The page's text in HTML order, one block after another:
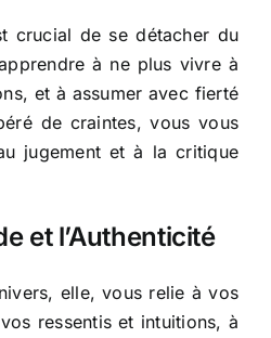
crucial de se détacher du
à ne plus vivre à
et à assumer avec fierté
de craintes, vous vous
jugement et à la critique
et l’Authenticité
elle, vous relie à vos
ressentis et intuitions, à